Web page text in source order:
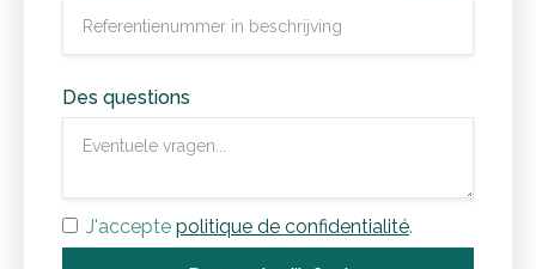
Des questions
J'accepte politique de confidentialité.